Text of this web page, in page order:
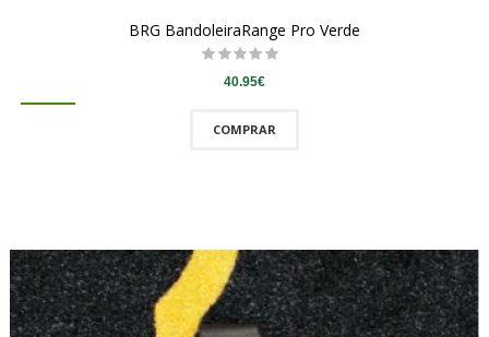
BRG BandoleiraRange Pro Verde
40.95€
COMPRAR